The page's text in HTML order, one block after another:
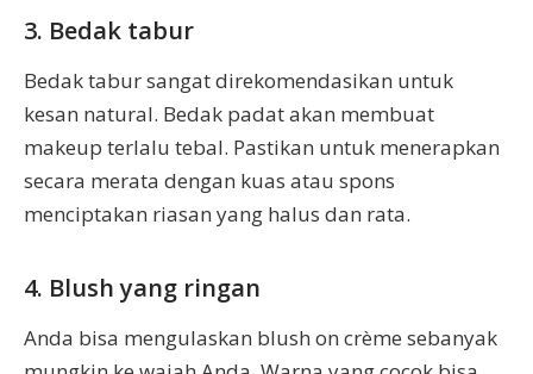
3. Bedak tabur
Bedak tabur sangat direkomendasikan untuk
kesan natural. Bedak padat akan membuat
makeup terlalu tebal. Pastikan untuk menerapkan
secara merata dengan kuas atau spons
menciptakan riasan yang halus dan rata.
4. Blush yang ringan
Anda bisa mengulaskan blush on crème sebanyak